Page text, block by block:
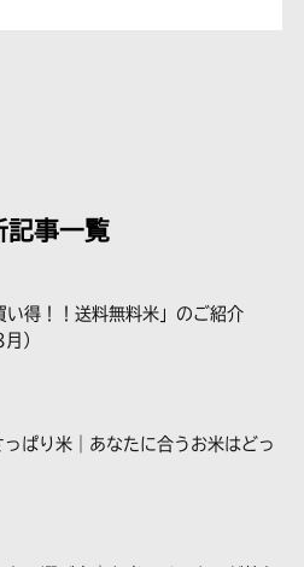
記事一覧
い得！！送料無料米」のご紹介
）
ぱり米｜あなたに合うお米はどっ